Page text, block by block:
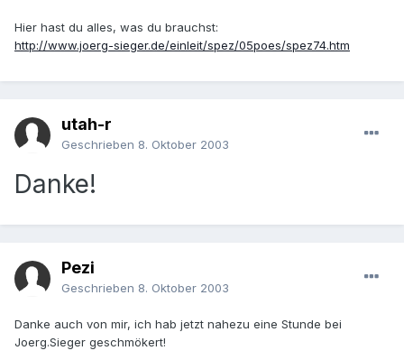
Hier hast du alles, was du brauchst:
http://www.joerg-sieger.de/einleit/spez/05poes/spez74.htm
utah-r
Geschrieben 8. Oktober 2003
Danke!
Pezi
Geschrieben 8. Oktober 2003
Danke auch von mir, ich hab jetzt nahezu eine Stunde bei
Joerg.Sieger geschmökert!